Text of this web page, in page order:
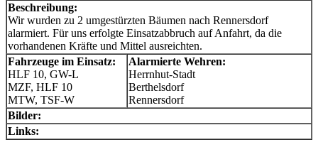
Beschreibung:
Wir wurden zu 2 umgestürzten Bäumen nach Rennersdorf
alarmiert. Für uns erfolgte Einsatzabbruch auf Anfahrt, da die
vorhandenen Kräfte und Mittel ausreichten.
Fahrzeuge im Einsatz:
HLF 10, GW-L
MZF, HLF 10
MTW, TSF-W
Alarmierte Wehren:
Herrnhut-Stadt
Berthelsdorf
Rennersdorf
Bilder:
Links: